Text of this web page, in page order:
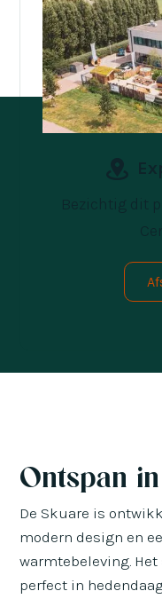
Bezichtig dit
Ontspan
De Skuare is
modern design en
warmtebeleving.
perfect in